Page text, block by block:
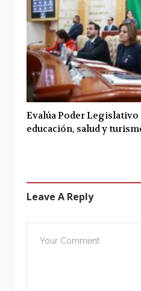
Evalúa Poder Legislativo
educación, salud y
Leave A Reply